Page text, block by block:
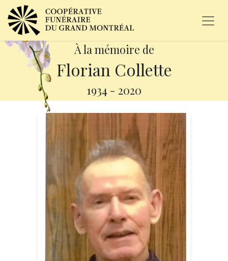
À la mémoire de
Florian Collette
1934 - 2020